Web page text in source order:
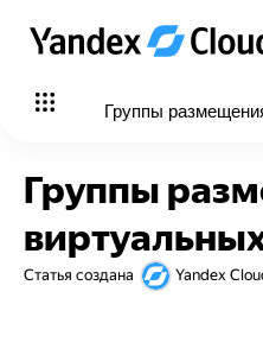
Группы
В этой статье
Размещение разделами
Группы
Статья создана Yandex